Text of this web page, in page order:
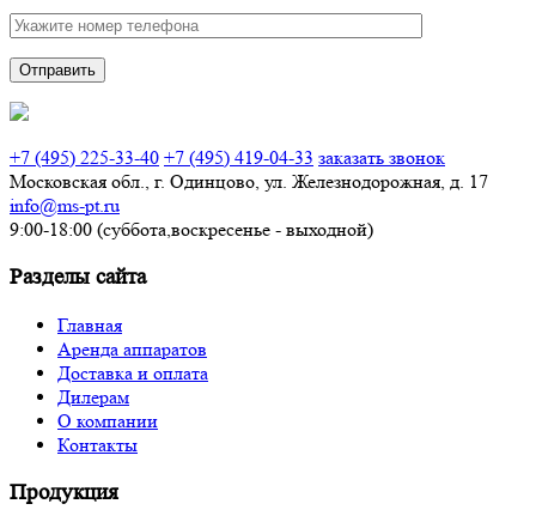
Отправить
+7 (495) 225-33-40 +7 (495) 419-04-33 заказать звонок
Московская обл., г. Одинцово, ул. Железнодорожная, д. 17
info@ms-pt.ru
9:00-18:00 (суббота,воскресенье - выходной)
Разделы сайта
Главная
Аренда аппаратов
Доставка и оплата
Дилерам
О компании
Контакты
Продукция